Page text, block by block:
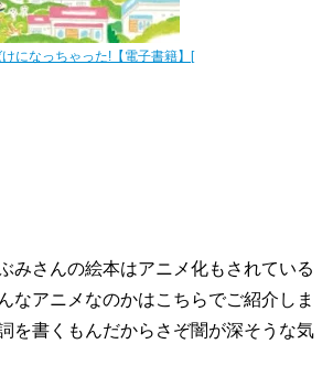
になっちゃった!【電子書籍】[
みさんの絵本はアニメ化もされている
なアニメなのかはこちらでご紹介しま
を書くもんだからさぞ闇が深そうな気